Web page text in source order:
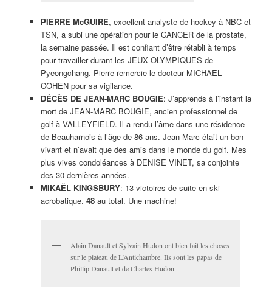
PIERRE McGUIRE, excellent analyste de hockey à NBC et
TSN, a subi une opération pour le CANCER de la prostate,
la semaine passée. Il est confiant d’être rétabli à temps
pour travailler durant les JEUX OLYMPIQUES de
Pyeongchang. Pierre remercie le docteur MICHAEL
COHEN pour sa vigilance.
DÉCÈS DE JEAN-MARC BOUGIE: J’apprends à l’instant la
mort de JEAN-MARC BOUGIE, ancien professionnel de
golf à VALLEYFIELD. Il a rendu l’âme dans une résidence
de Beauharnois à l’âge de 86 ans. Jean-Marc était un bon
vivant et n’avait que des amis dans le monde du golf. Mes
plus vives condoléances à DENISE VINET, sa conjointe
des 30 dernières années.
MIKAËL KINGSBURY: 13 victoires de suite en ski
acrobatique. 48au total. Une machine!
Alain Danault et Sylvain Hudon ont bien fait les choses
sur le plateau de L’Antichambre. Ils sont les papas de
Phillip Danault et de Charles Hudon.